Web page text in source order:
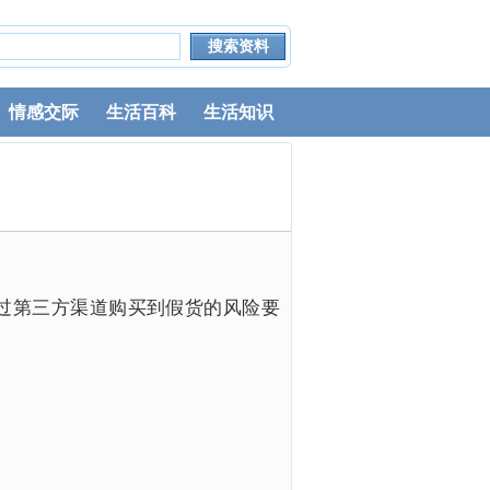
情感交际 生活百科 生活知识
第三方渠道购买到假货的风险要